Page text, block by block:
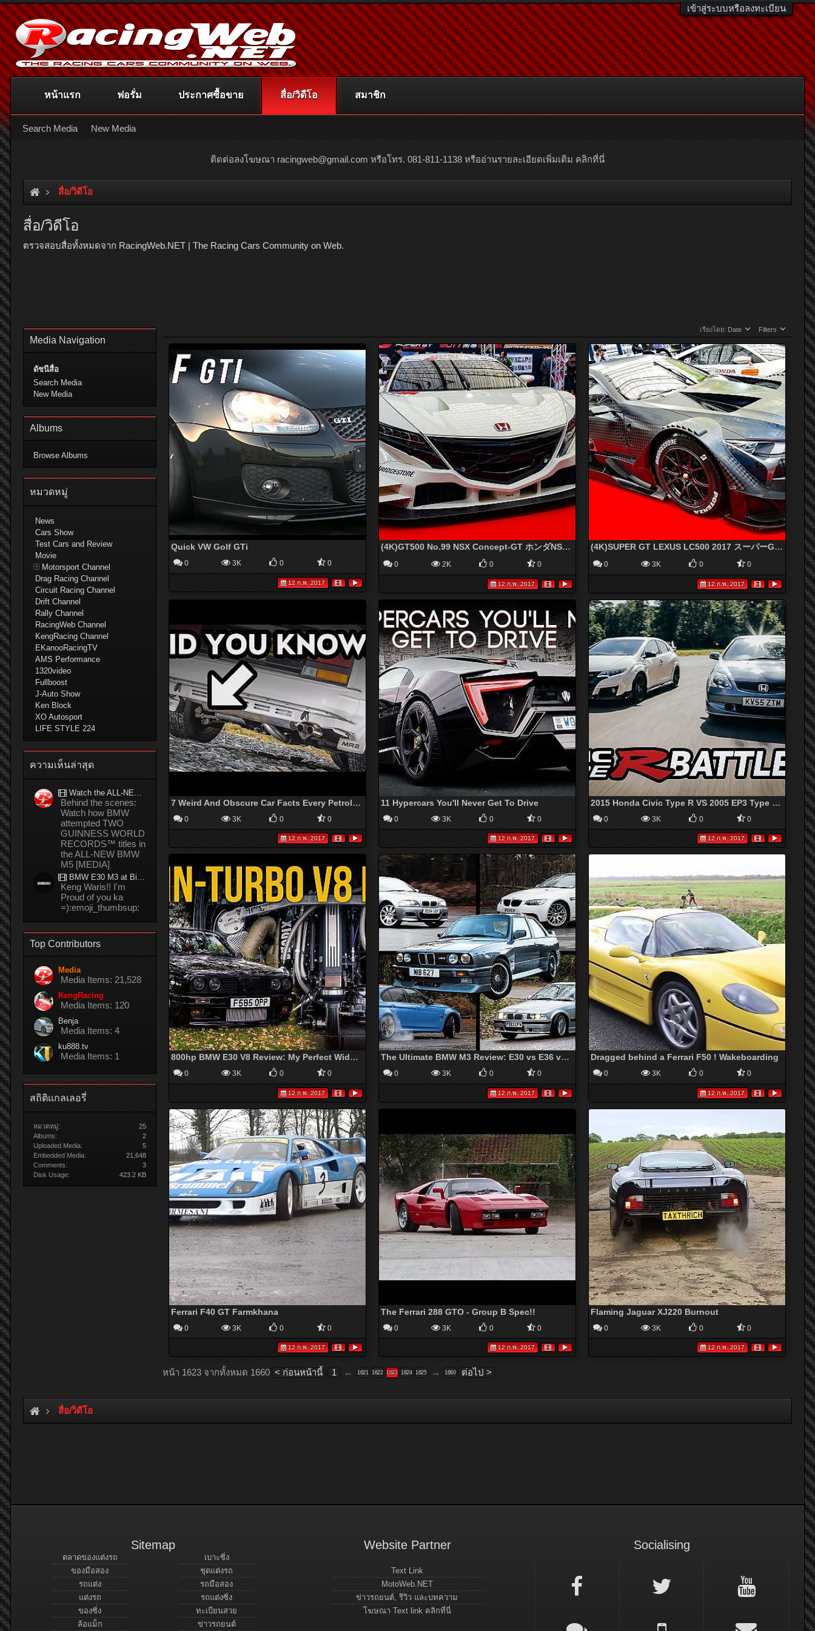
เข้าสู่ระบบหรือลงทะเบียน
ติดต่อลงโฆษณา racingweb@gmail.com หรือโทร. 081-811-1138 หรืออ่านรายละเอียดเพิ่มเติม คลิกที่นี่
สื่อ/วิดีโอ
สื่อ/วิดีโอ
ตรวจสอบสื่อทั้งหมดจาก RacingWeb.NET | The Racing Cars Community on Web.
เรียงโดย: Date Filters
Quick VW Golf GTi
0 3K 0 0
12 ก.พ. 2017
(4K)GT500 No.99 NSX Concept-GT ホンダNSX・コンセプトGT - 大阪オートメッセ2017
0 2K 0 0
12 ก.พ. 2017
(4K)SUPER GT LEXUS LC500 2017 スーパーGT・レクサスLC500 - 大阪オートメッセ2017
0 3K 0 0
12 ก.พ. 2017
7 Weird And Obscure Car Facts Every Petrolhead Should Know
0 3K 0 0
12 ก.พ. 2017
11 Hypercars You'll Never Get To Drive
0 3K 0 0
12 ก.พ. 2017
2015 Honda Civic Type R VS 2005 EP3 Type R: Track Battle
0 3K 0 0
12 ก.พ. 2017
800hp BMW E30 V8 Review: My Perfect Widow Maker
0 3K 0 0
12 ก.พ. 2017
The Ultimate BMW M3 Review: E30 vs E36 vs E46 vs E92 vs F80
0 3K 0 0
12 ก.พ. 2017
Dragged behind a Ferrari F50 ! Wakeboarding
0 3K 0 0
12 ก.พ. 2017
Ferrari F40 GT Farmkhana
0 3K 0 0
12 ก.พ. 2017
The Ferrari 288 GTO - Group B Spec!!
0 3K 0 0
12 ก.พ. 2017
Flaming Jaguar XJ220 Burnout
0 3K 0 0
12 ก.พ. 2017
หน้า 1623 จากทั้งหมด 1660 < ก่อนหน้านี้ 1 ← 1621 1622 1623 1624 1625 → 1660 ต่อไป >
Media Navigation
ดัชนีสื่อ
Search Media
New Media
Albums
Browse Albums
หมวดหมู่
News
Cars Show
Test Cars and Review
Movie
Motorsport Channel
Drag Racing Channel
Circuit Racing Channel
Drift Channel
Rally Channel
RacingWeb Channel
KengRacing Channel
EKanooRacingTV
AMS Performance
1320video
Fullboost
J-Auto Show
Ken Block
XO Autosport
LIFE STYLE 224
ความเห็นล่าสุด
Watch the ALL-NEW BMW M5 refuel mid-drift to take TWO GUINNESS WORLD RECORDS™ titles
Behind the scenes:
Watch how BMW
attempted TWO
GUINNESS WORLD
RECORDS™ titles in
the ALL-NEW BMW
M5 [MEDIA]
BMW E30 M3 at Bira circuit Thailand in 02/2008
Keng Waris!! I'm
Proud of you ka
=):emoji_thumbsup:
Top Contributors
Media
Media Items: 21,528
KengRacing
Media Items: 120
Benja
Media Items: 4
ku888.tv
Media Items: 1
สถิติแกลเลอรี่
หมวดหมู่:
25
Albums:
2
Uploaded Media:
5
Embedded Media:
21,648
Comments:
3
Disk Usage:
423.2 KB
สื่อ/วิดีโอ
หน้าแรก ฟอรั่ม ประกาศซื้อขาย สื่อ/วิดีโอ
Search Media New Media
สมาชิก
Sitemap
ตลาดของแต่งรถ
ของมือสอง
รถแต่ง
แต่งรถ
ของซิ่ง
ล้อแม็ก
เบาะซิ่ง
ชุดแต่งรถ
รถมือสอง
รถแต่งซิ่ง
ทะเบียนสวย
ข่าวรถยนต์
Website Partner
Text Link
MotoWeb.NET
ข่าวรถยนต์, รีวิว และบทความ
โฆษณา Text link คลิกที่นี่
Socialising